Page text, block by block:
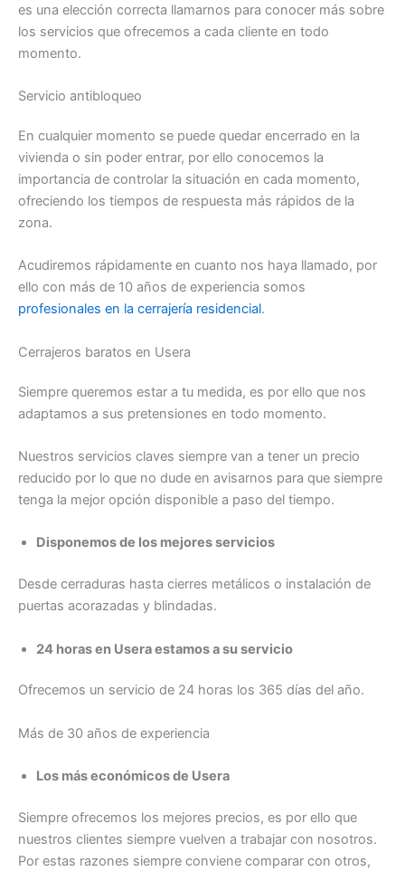
es una elección correcta llamarnos para conocer más sobre
los servicios que ofrecemos a cada cliente en todo
momento.
Servicio antibloqueo
En cualquier momento se puede quedar encerrado en la
vivienda o sin poder entrar, por ello conocemos la
importancia de controlar la situación en cada momento,
ofreciendo los tiempos de respuesta más rápidos de la
zona.
Acudiremos rápidamente en cuanto nos haya llamado, por
ello con más de 10 años de experiencia somos
profesionales en la cerrajería residencial.
Cerrajeros baratos en Usera
Siempre queremos estar a tu medida, es por ello que nos
adaptamos a sus pretensiones en todo momento.
Nuestros servicios claves siempre van a tener un precio
reducido por lo que no dude en avisarnos para que siempre
tenga la mejor opción disponible a paso del tiempo.
Disponemos de los mejores servicios
Desde cerraduras hasta cierres metálicos o instalación de
puertas acorazadas y blindadas.
24 horas en Usera estamos a su servicio
Ofrecemos un servicio de 24 horas los 365 días del año.
Más de 30 años de experiencia
Los más económicos de Usera
Siempre ofrecemos los mejores precios, es por ello que
nuestros clientes siempre vuelven a trabajar con nosotros.
Por estas razones siempre conviene comparar con otros,